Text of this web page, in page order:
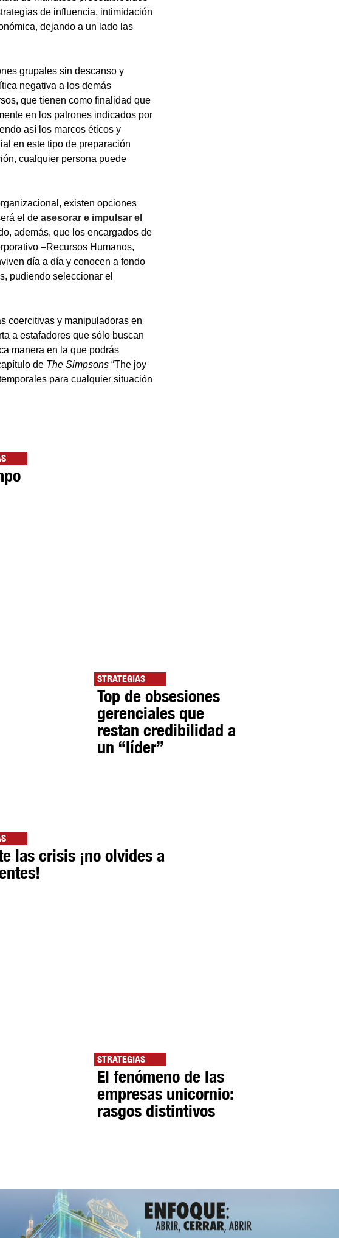
de influencia, intimidación
dejando a un lado las
grupales sin descanso y
negativa a los demás
que tienen como finalidad que
en los patrones indicados por
así los marcos éticos y
en este tipo de preparación
cualquier persona puede
existen opciones
el de asesorar e impulsar el
además, que los encargados de
–Recursos Humanos,
día a día y conocen a fondo
pudiendo seleccionar el
coercitivas y manipuladoras en
a estafadores que sólo buscan
manera en la que podrás
de The Simpsons “The joy
para cualquier situación
STRATEGIAS
Top de obsesiones
gerenciales que
restan credibilidad a
un “líder”
las crisis ¡no olvides a
STRATEGIAS
El fenómeno de las
empresas unicornio:
rasgos distintivos